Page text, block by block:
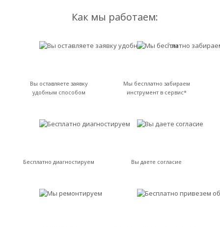
Как мы работаем:
Вы оставляете заявку
удобным способом
Мы бесплатно забираем
инструмент в сервис*
Бесплатно диагностируем Вы даете согласие